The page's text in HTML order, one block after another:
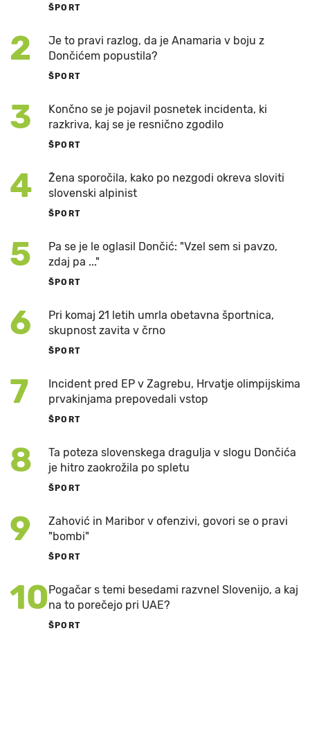
ŠPORT
2
Je to pravi razlog, da je Anamaria v boju z
Dončićem popustila?
ŠPORT
3
Končno se je pojavil posnetek incidenta, ki
razkriva, kaj se je resnično zgodilo
ŠPORT
4
Žena sporočila, kako po nezgodi okreva sloviti
slovenski alpinist
ŠPORT
5
Pa se je le oglasil Dončić: "Vzel sem si pavzo,
zdaj pa ..."
ŠPORT
6
Pri komaj 21 letih umrla obetavna športnica,
skupnost zavita v črno
ŠPORT
7
Incident pred EP v Zagrebu, Hrvatje olimpijskima
prvakinjama prepovedali vstop
ŠPORT
8
Ta poteza slovenskega dragulja v slogu Dončića
je hitro zaokrožila po spletu
ŠPORT
9
Zahović in Maribor v ofenzivi, govori se o pravi
"bombi"
ŠPORT
10Pogačar s temi besedami razvnel Slovenijo, a kaj
na to porečejo pri UAE?
ŠPORT